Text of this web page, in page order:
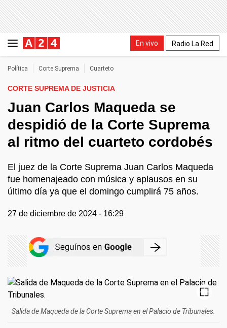
En vivo Radio La Red
Política Corte Suprema Cuarteto
CORTE SUPREMA DE JUSTICIA
Juan Carlos Maqueda se
despidió de la Corte Suprema
al ritmo del cuarteto cordobés
El juez de la Corte Suprema Juan Carlos Maqueda
fue homenajeado con música y aplausos en su
último día ya que el domingo cumplirá 75 años.
27 de diciembre de 2024 - 16:29
Salida de Maqueda de la Corte Suprema en el Palacio de Tribunales.